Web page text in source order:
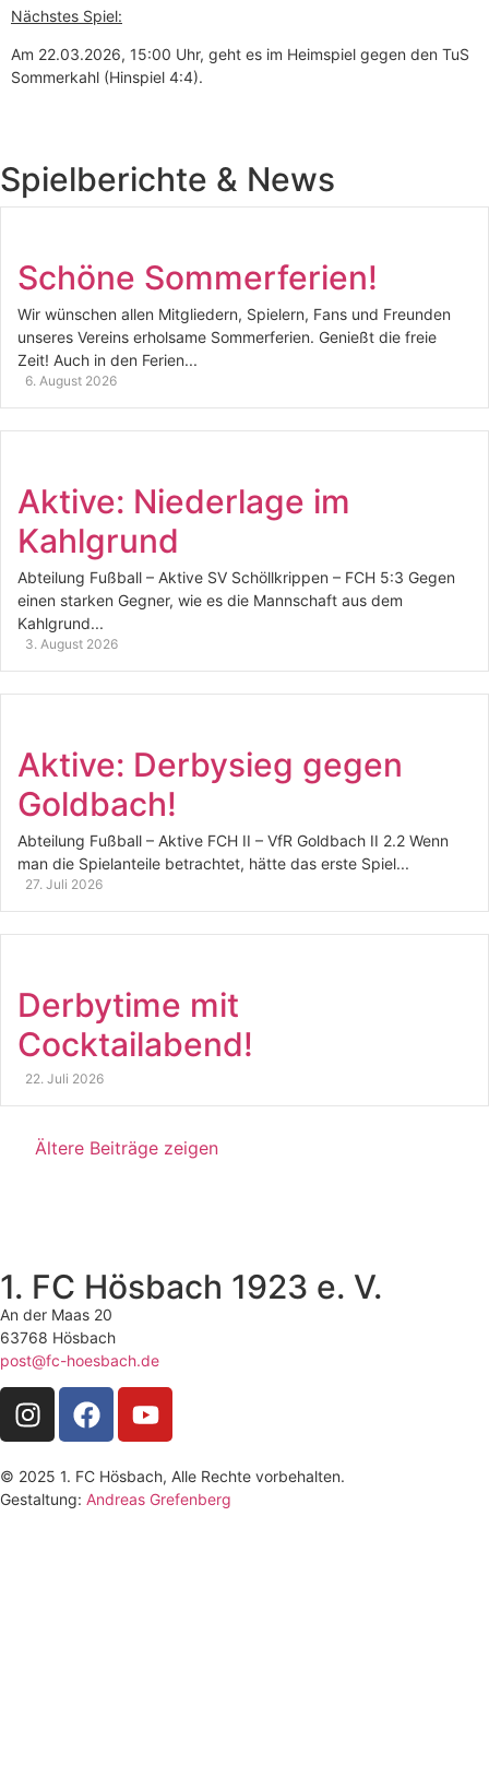
Nächstes Spiel:
Am 22.03.2026, 15:00 Uhr, geht es im Heimspiel gegen den TuS
Sommerkahl (Hinspiel 4:4).
Spielberichte & News
Schöne Sommerferien!
Wir wünschen allen Mitgliedern, Spielern, Fans und Freunden
unseres Vereins erholsame Sommerferien. Genießt die freie
Zeit! Auch in den Ferien...
6. August 2026
Aktive: Niederlage im
Kahlgrund
Abteilung Fußball – Aktive SV Schöllkrippen – FCH 5:3 Gegen
einen starken Gegner, wie es die Mannschaft aus dem
Kahlgrund...
3. August 2026
Aktive: Derbysieg gegen
Goldbach!
Abteilung Fußball – Aktive FCH II – VfR Goldbach II 2.2 Wenn
man die Spielanteile betrachtet, hätte das erste Spiel...
27. Juli 2026
Derbytime mit
Cocktailabend!
22. Juli 2026
Ältere Beiträge zeigen
1. FC Hösbach 1923 e. V.
An der Maas 20
63768 Hösbach
post@fc-hoesbach.de
© 2025 1. FC Hösbach, Alle Rechte vorbehalten.
Gestaltung: Andreas Grefenberg